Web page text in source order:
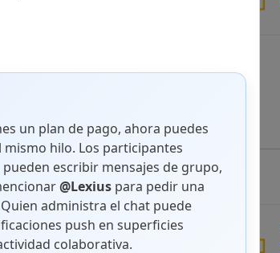
un plan de pago, ahora puedes
hilo. Los participantes
escribir mensajes de grupo,
@Lexius para pedir una
administra el chat puede
push en superficies
colaborativa.
Sala Penal